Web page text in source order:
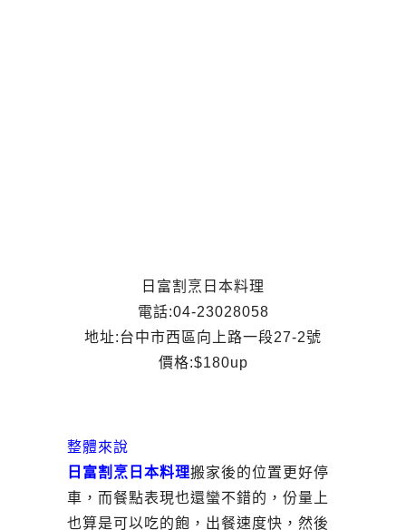
日富割烹日本料理
電話:04-23028058
地址:台中市西區向上路一段27-2號
價格:$180up
整體來說
日富割烹日本料理搬家後的位置更好停
車，而餐點表現也還蠻不錯的，份量上
也算是可以吃的飽，出餐速度快，然後